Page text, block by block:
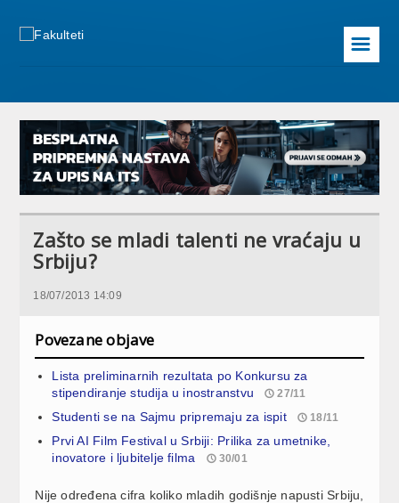
☰
Zašto se mladi talenti ne vraćaju u
Srbiju?
18/07/2013 14:09
Povezane objave
Lista preliminarnih rezultata po Konkursu za
stipendiranje studija u inostranstvu
27/11
Studenti se na Sajmu pripremaju za ispit 18/11
Prvi AI Film Festival u Srbiji: Prilika za umetnike,
inovatore i ljubitelje filma
30/01
Nije određena cifra koliko mladih godišnje napusti Srbiju,